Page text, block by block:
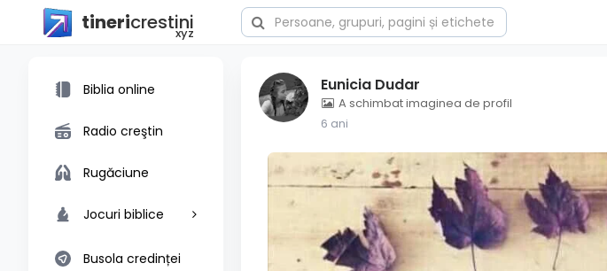
tinericrestini
xyz
Biblia online
Radio creştin
Rugăciune
Jocuri biblice
Busola credinței
Eunicia Dudar
A schimbat imaginea de profil
6 ani